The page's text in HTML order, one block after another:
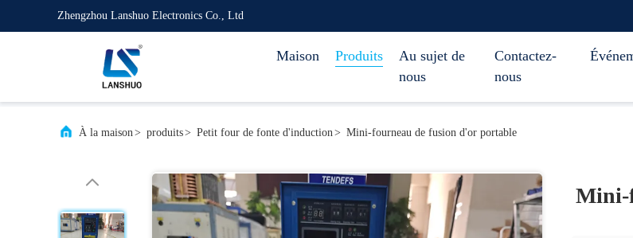
Zhengzhou Lanshuo Electronics Co., Ltd
Maison Produits
Au sujet de
nous
Contactez-
nous
À la maison> produits> Petit four de fonte d'induction> Mini-fourneau de fusion d'or portable
Mini-